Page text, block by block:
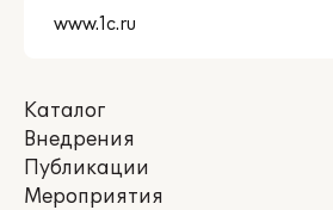
Каталог
Внедрения
Публикации
Мероприятия